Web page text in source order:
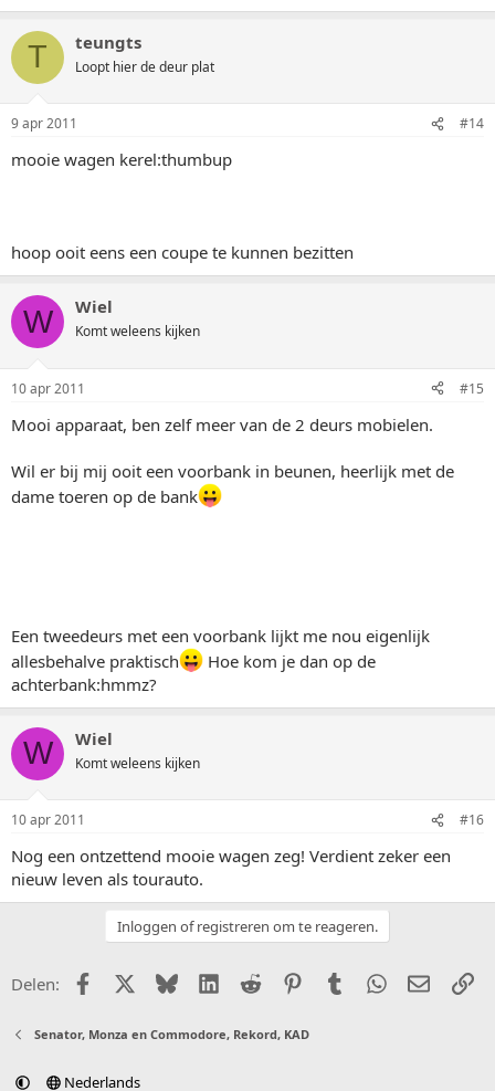
T teungts
Loopt hier de deur plat
9 apr 2011 #14
mooie wagen kerel:thumbup
hoop ooit eens een coupe te kunnen bezitten
W Wiel
Komt weleens kijken
10 apr 2011 #15
Mooi apparaat, ben zelf meer van de 2 deurs mobielen.
Wil er bij mij ooit een voorbank in beunen, heerlijk met de
dame toeren op de bank
Een tweedeurs met een voorbank lijkt me nou eigenlijk
allesbehalve praktisch
Hoe kom je dan op de
achterbank:hmmz?
W Wiel
Komt weleens kijken
10 apr 2011 #16
Nog een ontzettend mooie wagen zeg! Verdient zeker een
nieuw leven als tourauto.
Inloggen of registreren om te reageren.
Delen: FacebookX (Twitter)
BlueskyLinkedIn
Reddit PinterestTumblr WhatsApp
E-mail
Senator, Monza en Commodore, Rekord, KAD
Nederlands